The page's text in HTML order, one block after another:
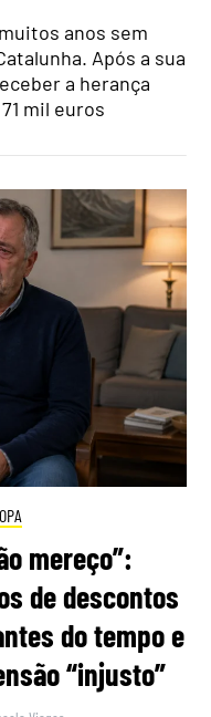
anos sem
Após a sua
a herança
mil euros
mereço”:
de descontos
do tempo e
“injusto”